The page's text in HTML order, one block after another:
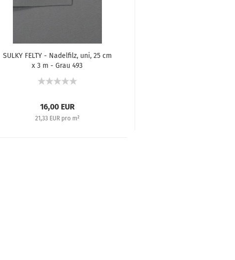
SULKY FELTY - Nadelfilz, uni, 25 cm
x 3 m - Grau 493
16,00 EUR
21,33 EUR pro m²